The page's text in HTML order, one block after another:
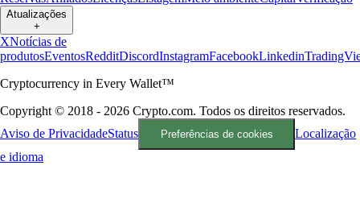
Atualizações
+
XNotícias de
produtosEventosRedditDiscordInstagramFacebookLinkedin
Cryptocurrency in Every Wallet™
Copyright © 2018 - 2026 Crypto.com. Todos os direitos reservados.
Aviso de PrivacidadeStatus Preferências de cookies
Localização
e idioma